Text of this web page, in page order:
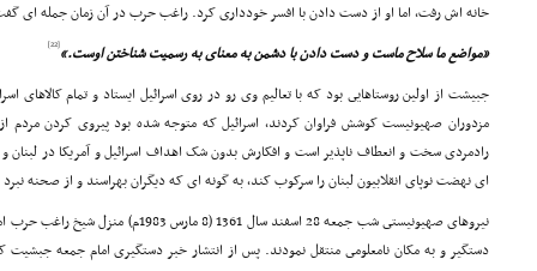
خانه اش رفت، اما او از دست دادن با افسر خوددارى کرد. راغب حرب در آن زمان جمله اى
«مواضع ما سلاح ماست و دست دادن با دشمن به معناى به رسمیت شناختن اوست.»[22]
جبیشت از اولین روستاهایى بود که با تعالیم وى رو در روى اسرائیل ایستاد و تمام کالاهاى
مزدوران صهیونیست کوشش فراوان کردند، اسرائیل که متوجه شده بود پیروى کردن مردم
رادمردى سخت و انعطاف ناپذیر است و افکارش بدون شک اهداف اسرائیل و آمریکا در لبنان و
اى نهضت نوپاى انقلابیون لبنان را سرکوب کند، به گونه اى که دیگران بهراسند و از صحنه
نیروهاى صهیونیستى شب جمعه 28 اسفند سال
دستگیر و به مکان نامعلومى منتقل نمودند. پس از انتشار خبر دستگیرى امام جمعه